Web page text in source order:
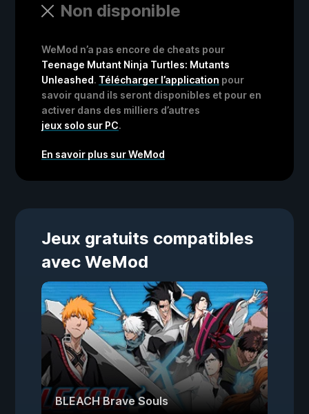
Non disponible
WeMod n’a pas encore de cheats pour
Teenage Mutant Ninja Turtles: Mutants
Unleashed. Télécharger l’application pour
savoir quand ils seront disponibles et pour en
activer dans des milliers d’autres
jeux solo sur PC.
En savoir plus sur WeMod
Jeux gratuits compatibles
avec WeMod
BLEACH Brave Souls